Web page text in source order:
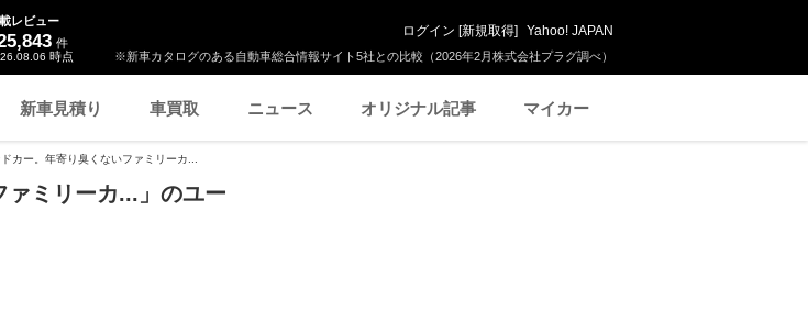
※新車カタログのある自動車総合情報サイト5社との比較（2026年2月株式会社プラグ調べ）
レビュー
件
時点
ログイン [新規取得] Yahoo! JAPAN
新車見積り 車買取 ニュース オリジナル記事 マイカー
カー。年寄り臭くないファミリーカ...
ミリーカ...」のユー